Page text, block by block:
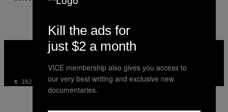
VICE
MEDIA
INSTAGRAM
TIKTOK
YOUTUBE
© 2026 VICE DIGITAL PUBLISHING, LLC
Kill the ads for
just $2 a month
VICE membership also gives you access to
our very best writing and exclusive new
documentaries.